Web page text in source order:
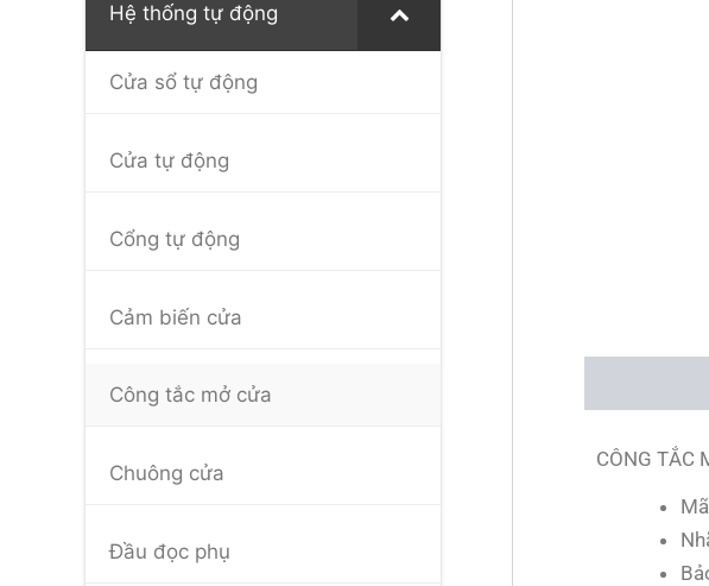
Hệ thống tự động
Cửa sổ tự động
Cửa tự động
Cổng tự động
Cảm biến cửa
Công tắc mở cửa
Chuông cửa
Đầu đọc phụ
CÔNG TẮC